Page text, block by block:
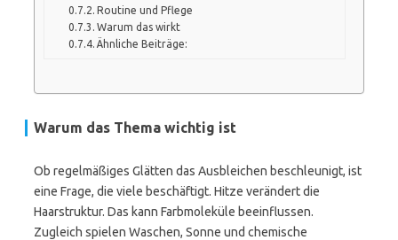
Routine und Pflege
Warum das wirkt
Ähnliche Beiträge:
Warum das Thema wichtig ist
Ob regelmäßiges Glätten das Ausbleichen beschleunigt, ist
eine Frage, die viele beschäftigt. Hitze verändert die
Haarstruktur. Das kann Farbmoleküle beeinflussen.
Zugleich spielen Waschen, Sonne und chemische